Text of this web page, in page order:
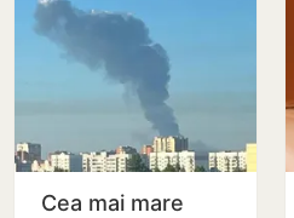
Cea mai mare